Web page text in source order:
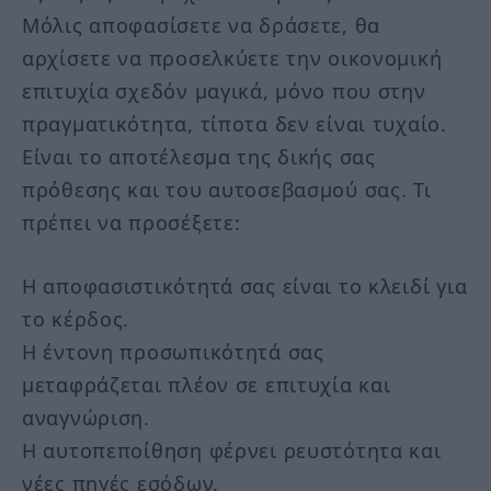
Μόλις αποφασίσετε να δράσετε, θα
αρχίσετε να προσελκύετε την οικονομική
επιτυχία σχεδόν μαγικά, μόνο που στην
πραγματικότητα, τίποτα δεν είναι τυχαίο.
Είναι το αποτέλεσμα της δικής σας
πρόθεσης και του αυτοσεβασμού σας. Τι
πρέπει να προσέξετε:
Η αποφασιστικότητά σας είναι το κλειδί για
το κέρδος.
Η έντονη προσωπικότητά σας
μεταφράζεται πλέον σε επιτυχία και
αναγνώριση.
Η αυτοπεποίθηση φέρνει ρευστότητα και
νέες πηγές εσόδων.